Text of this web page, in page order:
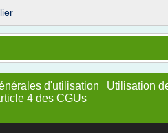
d'utilisation | Utilisation
4 des CGUs